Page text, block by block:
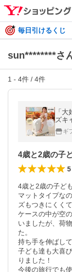
毎日引けるくじ
sun********さ
1 - 4件 / 4件
「
ズキ
ース
ース
ギ
5
4歳と2歳の子ど
マットタイプな
ズもつきにくく
ケースの中が空
いましたが、荷
た。
持ち手を伸ばし
子ども達も大喜
りました！
今後の旅行でも